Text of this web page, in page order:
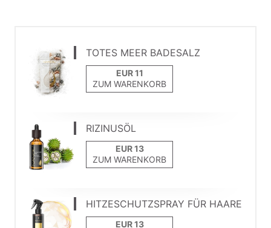
TOTES MEER BADESALZ
ZUM WARENKORB
RIZINUSÖL
ZUM WARENKORB
HITZESCHUTZSPRAY FÜR HAARE